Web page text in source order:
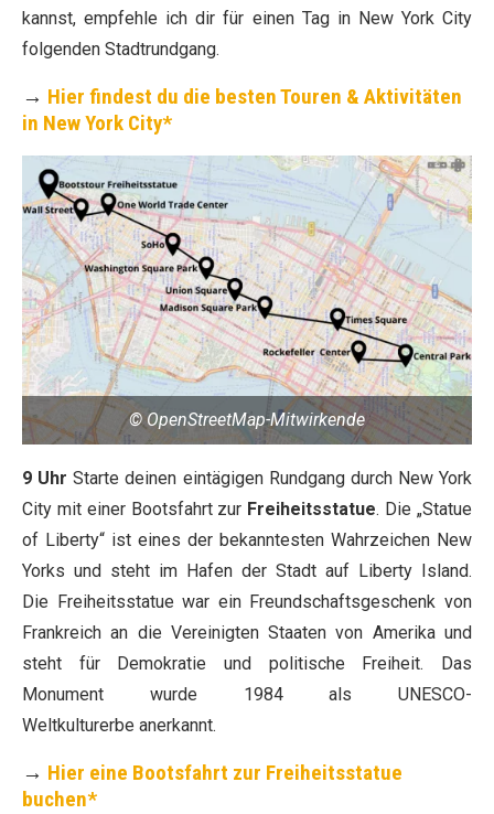
kannst, empfehle ich dir für einen Tag in New York City
folgenden Stadtrundgang.
→ Hier findest du die besten Touren & Aktivitäten
in New York City*
© OpenStreetMap-Mitwirkende
9 Uhr Starte deinen eintägigen Rundgang durch New York
City mit einer Bootsfahrt zur Freiheitsstatue. Die „Statue
of Liberty“ ist eines der bekanntesten Wahrzeichen New
Yorks und steht im Hafen der Stadt auf Liberty Island.
Die Freiheitsstatue war ein Freundschaftsgeschenk von
Frankreich an die Vereinigten Staaten von Amerika und
steht für Demokratie und politische Freiheit. Das
Monument wurde 1984 als UNESCO-
Weltkulturerbe anerkannt.
→ Hier eine Bootsfahrt zur Freiheitsstatue
buchen*